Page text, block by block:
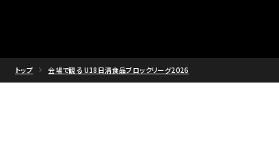
トップ 会場で観る U18日清食品ブロックリーグ2026